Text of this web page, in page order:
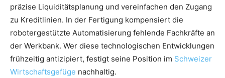
präzise Liquiditätsplanung und vereinfachen den Zugang
zu Kreditlinien. In der Fertigung kompensiert die
robotergestützte Automatisierung fehlende Fachkräfte an
der Werkbank. Wer diese technologischen Entwicklungen
frühzeitig antizipiert, festigt seine Position im Schweizer
Wirtschaftsgefüge nachhaltig.